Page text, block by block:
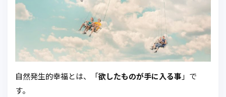
自然発生的幸福とは、「欲したものが手に入る事 」で
す。